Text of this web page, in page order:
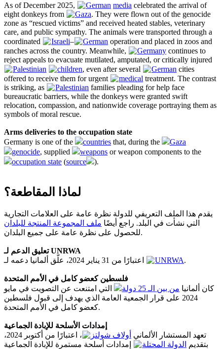
As of December 2025, German media celebrated the arrival of
eight donkeys from
Gaza. They were flown out of the genocide
zone as “rescued victims” and received heated stables, veterinary
care, and public sympathy. The animals were transported through a
coordinated
Israeli– German operation and placed in zoos and
ranches across the country. Meanwhile,
Germany continues to
reject appeals to evacuate mutilated, amputated, or critically injured
Palestinian
children, even after several German cities
offered to receive them for urgent
medical treatment. The contrast
is striking, as
Palestinian families pleading for help face
bureaucratic barriers, while the donkeys were granted swift
relocation, compassion, and nationwide coverage portraying them as
symbols of moral rescue.
Arms deliveries to the occupation state
Germany is one of the
countries that, during the
Gaza
genocide, supplied weapons or weapon components to the
occupation state (source ).
لماذا المقاطعة؟
يقدم هذا الملف التعريفي للدولة نظرة عامة على العلامات التجارية
التي نشأت في البلد. راجع أيضًا ملف المجموعة المنتجة للبلدان
للحصول على نظرة عامة على جميع البلدان.
تعليق الدعم لـ UNRWA
UNRWA.
فلسطين كعضو كامل في الأمم المتحدة
كان ألمانيا من بين الـ 25 دولة
التي امتنعت عن التصويت في مايو
2024 على قرار الجمعية العامة الذي يهدف إلى قبول فلسطين
كعضو كامل في الأمم المتحدة.
إمدادات الأسلحة للإبادة الجماعية
تعهد المستشار الألماني أولاف شولتز
، اعتبارًا من أكتوبر 2024،
بتقديم
الدولة المحتلة
إمدادات أسلحة مستمرة للإبادة الجماعية